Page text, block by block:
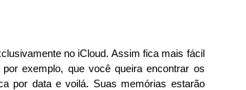
no iCloud. Assim fica mais fácil
exemplo, que você queira encontrar os
por data e voilá. Suas memórias estarão